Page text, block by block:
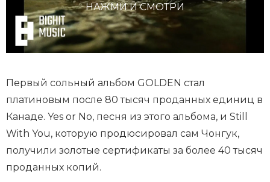
НАЖМИ И СМОТРИ
Первый сольный альбом GOLDEN стал
платиновым после 80 тысяч проданных единиц в
Канаде. Yes or No, песня из этого альбома, и Still
With You, которую продюсировал сам Чонгук,
получили золотые сертификаты за более 40 тысяч
проданных копий.